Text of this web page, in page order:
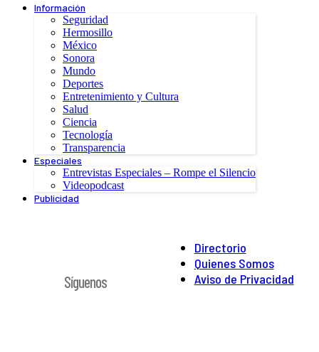
Información
Seguridad
Hermosillo
México
Sonora
Mundo
Deportes
Entretenimiento y Cultura
Salud
Ciencia
Tecnología
Transparencia
Especiales
Entrevistas Especiales – Rompe el Silencio
Videopodcast
Publicidad
Directorio
Quienes Somos
Aviso de Privacidad
Síguenos